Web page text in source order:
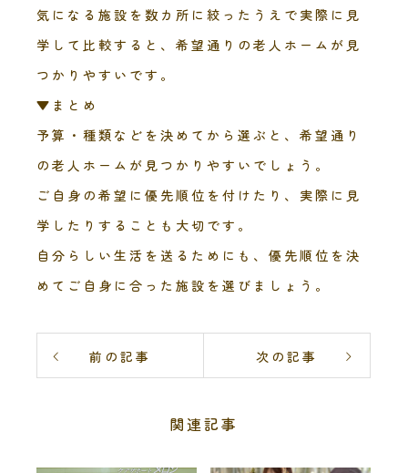
気になる施設を数カ所に絞ったうえで実際に見
学して比較すると、希望通りの老人ホームが見
つかりやすいです。
▼まとめ
予算・種類などを決めてから選ぶと、希望通り
の老人ホームが見つかりやすいでしょう。
ご自身の希望に優先順位を付けたり、実際に見
学したりすることも大切です。
自分らしい生活を送るためにも、優先順位を決
めてご自身に合った施設を選びましょう。
前の記事 次の記事
関連記事